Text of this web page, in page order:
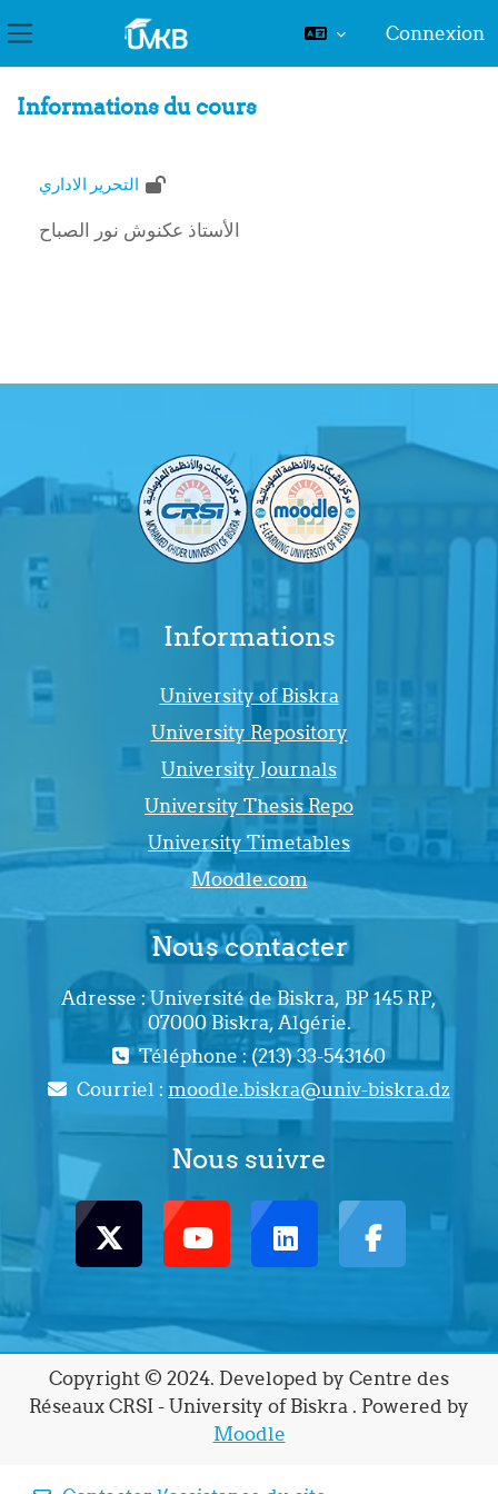
Panneau latéral
Connexion
Informations du cours
التحرير الاداري
الأستاذ عكنوش نور الصباح
Informations
University of Biskra
University Repository
University Journals
University Thesis Repo
University Timetables
Moodle.com
Nous contacter
Adresse : Université de Biskra, BP 145 RP,
07000 Biskra, Algérie.
Téléphone : (213) 33-543160
Courriel : moodle.biskra@univ-biskra.dz
Nous suivre
Copyright © 2024. Developed by Centre des
Réseaux CRSI - University of Biskra . Powered by
Moodle